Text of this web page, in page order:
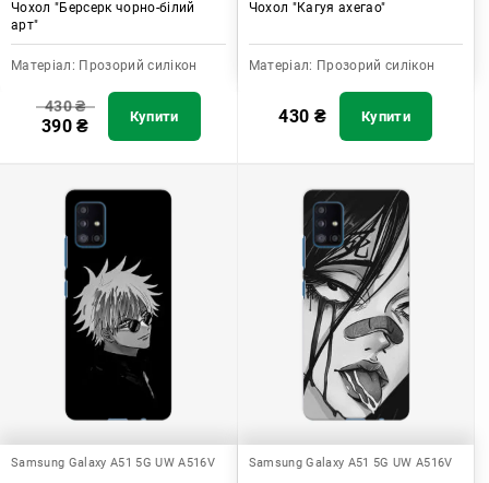
Чохол "Берсерк чорно-білий
арт"
Матеріал: Прозорий силікон
430₴
390₴ Купити
Чохол "Кагуя ахегао"
Матеріал: Прозорий силікон
430 ₴ Купити
Samsung Galaxy A51 5G UW A516V Samsung Galaxy A51 5G UW A516V